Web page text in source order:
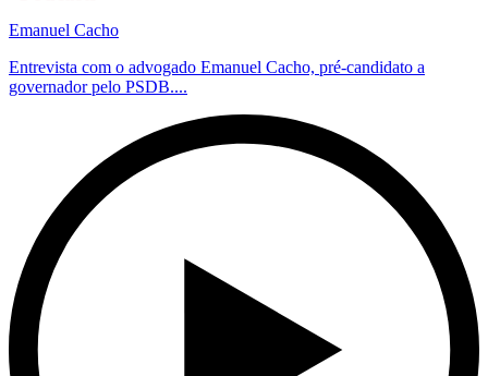
Emanuel Cacho
Entrevista com o advogado Emanuel Cacho, pré-candidato a
governador pelo PSDB....